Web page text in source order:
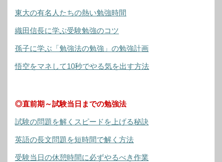
東大の有名人たちの熱い勉強時間
織田信長に学ぶ受験勉強のコツ
孫子に学ぶ「勉強法の勉強」の勉強計画
悟空をマネして10秒でやる気を出す方法
◎直前期～試験当日までの勉強法
試験の問題を解くスピードを上げる秘訣
英語の長文問題を短時間で解く方法
受験当日の休憩時間に必ずやるべき作業